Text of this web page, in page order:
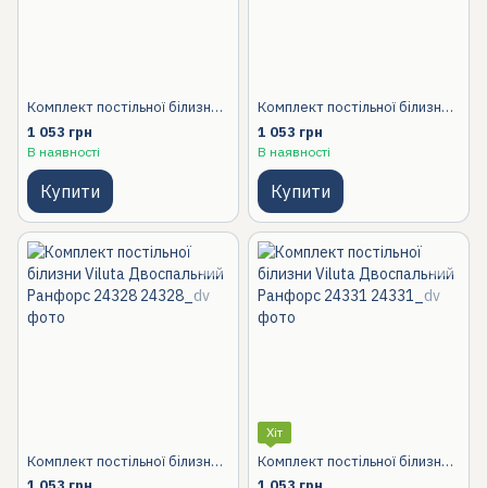
Комплект постільної білизни Viluta Двоспальний Ранфорс 24296
1 053 грн
В наявності
Купити
Комплект постільної білизни Viluta Двоспальний Ранфорс 24312
1 053 грн
В наявності
Купити
Комплект постільної білизни Viluta Двоспальний Ранфорс 24328
Хіт
Комплект постільної білизни Viluta Двоспальний Ранфорс 24331